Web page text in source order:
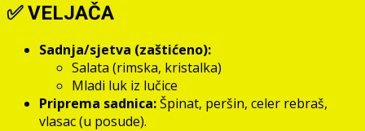
✅VELJAČA
Sadnja/sjetva (zaštićeno):
Salata (rimska, kristalka)
Mladi luk iz lučice
Priprema sadnica:Špinat, peršin, celer rebraš,
vlasac (u posude).